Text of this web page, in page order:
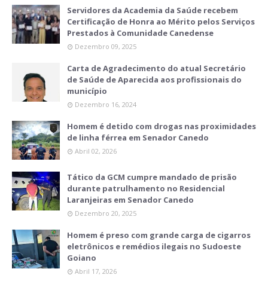
Servidores da Academia da Saúde recebem
Certificação de Honra ao Mérito pelos Serviços
Prestados à Comunidade Canedense
Dezembro 09, 2025
Carta de Agradecimento do atual Secretário
de Saúde de Aparecida aos profissionais do
município
Dezembro 16, 2024
Homem é detido com drogas nas proximidades
de linha férrea em Senador Canedo
Abril 02, 2026
Tático da GCM cumpre mandado de prisão
durante patrulhamento no Residencial
Laranjeiras em Senador Canedo
Dezembro 20, 2025
Homem é preso com grande carga de cigarros
eletrônicos e remédios ilegais no Sudoeste
Goiano
Abril 17, 2026